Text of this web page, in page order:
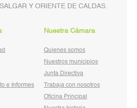
Y ORIENTE DE CALDAS.
e Informes
Nuestra Cámara
Quienes somos
Nuestros municipios
Junta Directiva
Trabaja con nosotros
Oficina Principal